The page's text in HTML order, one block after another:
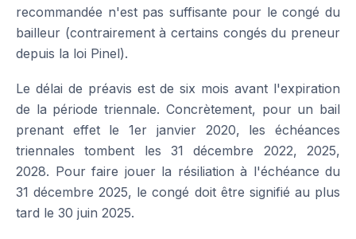
recommandée n'est pas suffisante pour le congé du
bailleur (contrairement à certains congés du preneur
depuis la loi Pinel).
Le délai de préavis est de six mois avant l'expiration
de la période triennale. Concrètement, pour un bail
prenant effet le 1er janvier 2020, les échéances
triennales tombent les 31 décembre 2022, 2025,
2028. Pour faire jouer la résiliation à l'échéance du
31 décembre 2025, le congé doit être signifié au plus
tard le 30 juin 2025.